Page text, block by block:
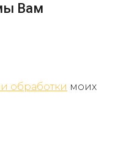
Вам
обработки моих